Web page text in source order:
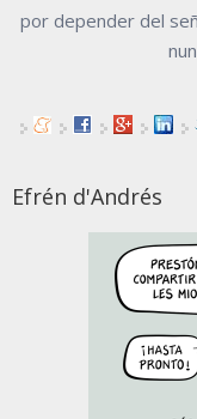
por depender del
Efrén d'Andrés